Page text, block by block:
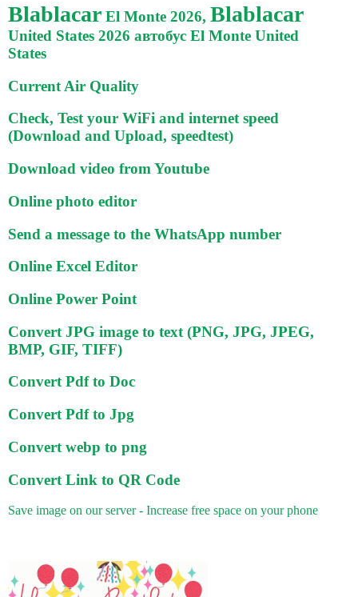
Blablacar El Monte 2026, Blablacar
United States 2026 автобус El Monte United
States
Current Air Quality
Check, Test your WiFi and internet speed
(Download and Upload, speedtest)
Download video from Youtube
Online photo editor
Send a message to the WhatsApp number
Online Excel Editor
Online Power Point
Convert JPG image to text (PNG, JPG, JPEG,
BMP, GIF, TIFF)
Convert Pdf to Doc
Convert Pdf to Jpg
Convert webp to png
Convert Link to QR Code
Save image on our server - Increase free space on your phone